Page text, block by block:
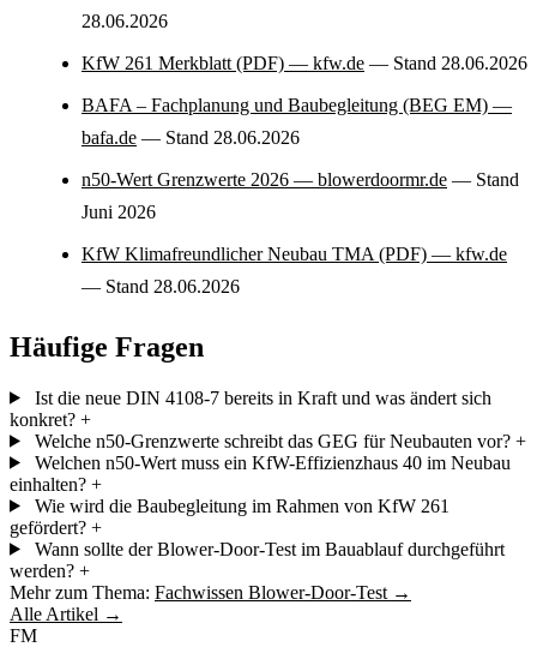
28.06.2026
KfW 261 Merkblatt (PDF) — kfw.de — Stand 28.06.2026
BAFA – Fachplanung und Baubegleitung (BEG EM) —
bafa.de — Stand 28.06.2026
n50-Wert Grenzwerte 2026 — blowerdoormr.de — Stand
Juni 2026
KfW Klimafreundlicher Neubau TMA (PDF) — kfw.de
— Stand 28.06.2026
Häufige Fragen
Ist die neue DIN 4108-7 bereits in Kraft und was ändert sich
konkret? +
Welche n50-Grenzwerte schreibt das GEG für Neubauten vor? +
Welchen n50-Wert muss ein KfW-Effizienzhaus 40 im Neubau
einhalten? +
Wie wird die Baubegleitung im Rahmen von KfW 261
gefördert? +
Wann sollte der Blower-Door-Test im Bauablauf durchgeführt
werden? +
Mehr zum Thema: Fachwissen Blower-Door-Test →
Alle Artikel →
FM